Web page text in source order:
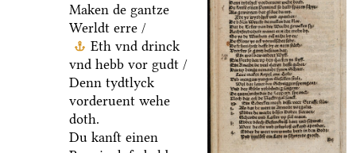
Maken de gantze
Werldt erre /
Eth vnd drinck
vnd hebb vor gudt /
Denn tydtlyck
vorderuent wehe
doth.
Du kanſt einen